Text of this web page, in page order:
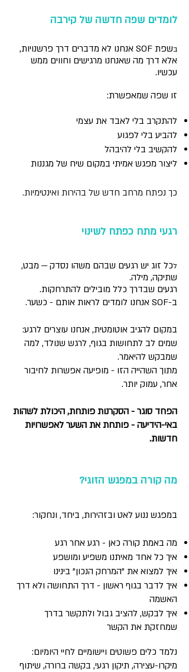
לומדים שפה חדשה של קירבה
ב
שפת SOF אנחנו לא מדברים דרך פרשנויות,
אלא דרך מה שאנחנו מרגישים וחווים ממש
עכשיו.
זו שפה שמאפשרת:
להתקרב בלי לאבד את עצמי
להביע בלי לפגוע
להקשיב בלי להיבהל
ליצור מפגש אמיתי במקום שיח של מגננות
כך נפתח מרחב חדש של בהירות ואינטימיות.
רגעי מתח כפתח לשינוי
לכל זוג יש רגעים שבהם משהו נסדק — מבט,
שתיקה, מילה.
רגעים שבדרך כלל מובילים להתרחקות.
ב-SOF אנחנו לומדים לראות אותם -
כשער.
במקום להגיב אוטומטית, אנחנו עוצרים לרגע:
שמים לב לתחושות בגוף, לרגש שנולד, למה
שמבקש להיאמר.
מתוך השהייה הזו - מופיעה אפשרות לחיבור
אחר, עמוק יותר.
הפחד סוגר - הסקרנות פותחת, היכולת לשהות
באי-הידיעה - פותחת את השער לאפשרויות
חדשות.
מה קורה במפגש הזוגי?
במפגש ננוע לאט ובזהירות, ביחד, ונחקור:
מה באמת קורה כאן - רגע אחר רגע
איך כל אחד מאיתנו משפיע ומושפע
איך למצוא את "המרחק הנכון" בינינו
איך לדבר בגוף ראשון - דרך התחושה ולא דרך
האשמה
איך לבקש, להציב גבול ולתקשר בדרך
שמחזקת את הקשר
נלמד כלים פשוטים ויישומיים לחיי היומיום:
מיקרו-עצירה, תיקון רגעי, בקשה ברורה, שיתוף